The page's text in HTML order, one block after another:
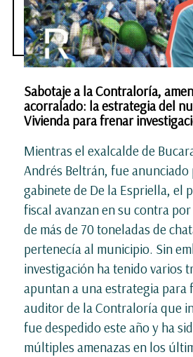
Sabotaje a la Contraloría,
acorralado: la estrategia del
Vivienda para frenar
Mientras el exalcalde de
Andrés Beltrán, fue
gabinete de De la Espriella, el
fiscal avanzan en su contra
de más de 70 toneladas de
pertenecía al municipio. Sin
investigación ha tenido varios
apuntan a una estrategia para
auditor de la Contraloría que
fue despedido este año y ha
múltiples amenazas en los